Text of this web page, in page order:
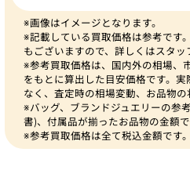
※画像はイメージとなります。
※記載している買取価格は参考です
もございますので、詳しくはスタッ
※参考買取価格は、国内外の相場、
をもとに算出した目安価格です。
なく、査定時の相場変動、お品物の
※バッグ、ブランドジュエリーの参
書)、付属品が揃ったお品物の金額で
※参考買取価格は全て税込金額です。